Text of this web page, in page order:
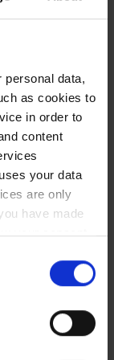
personal data,
as cookies to
in order to
content
your data
are only
have made
your consent
location